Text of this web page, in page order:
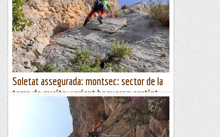
Diedre orgasmàticFa dies, al sector de la Torre de Guaita, de
Corçà vam fer la via Patrulla Canina (núm. 1 en la numeració
de vies) que ens va agradar prou. Avui ens...
Escalada per a tontos
Soletat assegurada: montsec: sector de la
torre de guaita: variant boqueron sortint
per la cresta del xipiron
Diedre orgasmàticFa dies, al sector de la Torre de Guaita, de
Corçà vam fer la via Patrulla Canina (núm. 1 en la numeració